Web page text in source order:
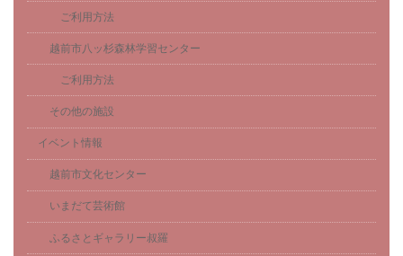
ご利用方法
越前市八ッ杉森林学習センター
ご利用方法
その他の施設
イベント情報
越前市文化センター
いまだて芸術館
ふるさとギャラリー叔羅